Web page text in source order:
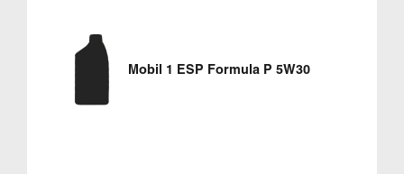
Mobil 1 ESP Formula P 5W30